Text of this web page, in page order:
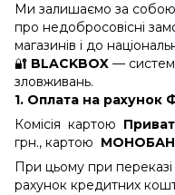
Ми залишаємо за
про недобросовісні
магазинів і до
🔐 BLACKBOX —
зловживань.
1. Оплата на рахунок
Комісія картою
грн., картою
При цьому при переказі
рахунок кредитних